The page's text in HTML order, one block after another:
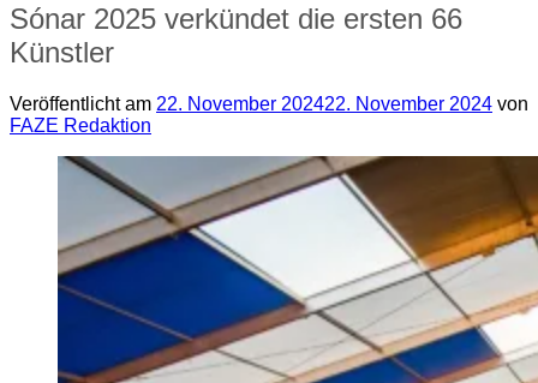
Sónar 2025 verkündet die ersten 66
Künstler
Veröffentlicht am 22. November 202422. November 2024 von
FAZE Redaktion